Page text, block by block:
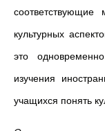
культурных
это
изучения
учащихся понять